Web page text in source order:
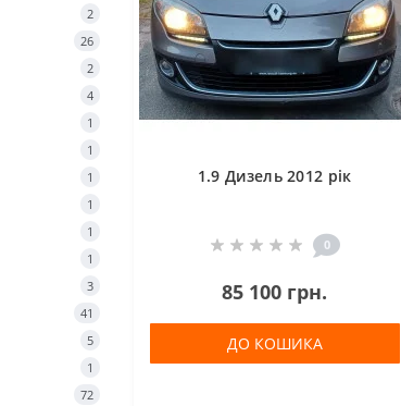
2
26
2
4
1
1
1
1
1
1
3
41
5
1
72
1.9 Дизель 2012 рік
0
85 100 грн.
ДО КОШИКА